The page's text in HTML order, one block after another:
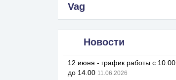
Vag
Новости
12 июня - график работы с 10.00
до 14.00 11.06.2026